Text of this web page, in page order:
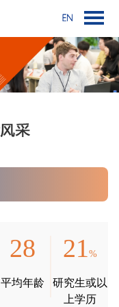
28
平均年龄
21 %
研究生或以
上学历